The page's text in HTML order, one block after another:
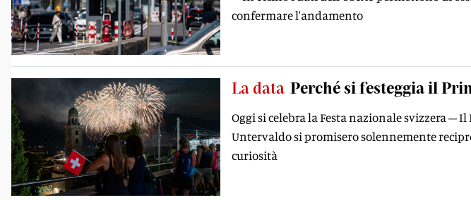
confermare l'andamento
La data Perché si festeggia il
Oggi si celebra la Festa nazionale svizzera –
Untervaldo si promisero solennemente
curiosità